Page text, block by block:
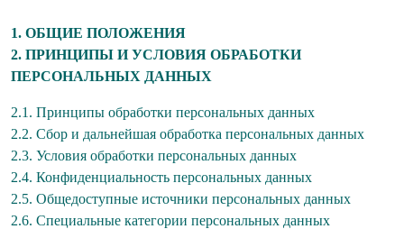
1. ОБЩИЕ ПОЛОЖЕНИЯ
2. ПРИНЦИПЫ И УСЛОВИЯ ОБРАБОТКИ
ПЕРСОНАЛЬНЫХ ДАННЫХ
2.1. Принципы обработки персональных данных
2.2. Сбор и дальнейшая обработка персональных данных
2.3. Условия обработки персональных данных
2.4. Конфиденциальность персональных данных
2.5. Общедоступные источники персональных данных
2.6. Специальные категории персональных данных